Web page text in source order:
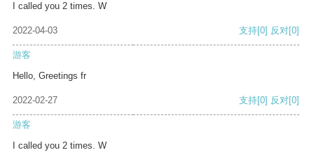
I called you 2 times. W
2022-04-03 支持[0] 反对[0]
游客
Hello, Greetings fr
2022-02-27 支持[0] 反对[0]
游客
I called you 2 times. W